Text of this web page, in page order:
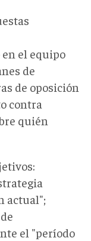
el equipo
de
de oposición
contra
quién
actual";
el "período